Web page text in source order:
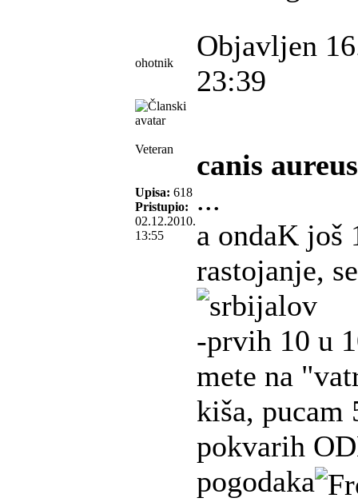
ohotnik
Objavljen
23:39
Veteran
Upisa: 618
Pristupio:
02.12.2010.
13:55
canis
...
a ondaK još
rastojanje,
-prvih 10 u
mete na
kiša, pucam
pokvarih
pogodaka